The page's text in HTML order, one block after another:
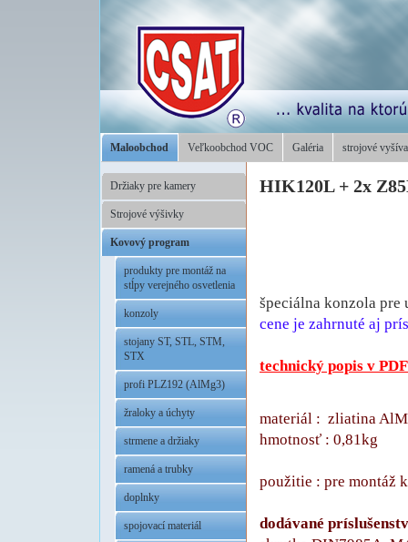
Maloobchod Veľkoobchod VOC Galéria strojové
Držiaky pre kamery
Strojové výšivky
Kovový program
produkty pre montáž na
stĺpy verejného osvetlenia
konzoly
stojany ST, STL, STM,
STX
profi PLZ192 (AlMg3)
žraloky a úchyty
strmene a držiaky
ramená a trubky
doplnky
spojovací materiál
HIK120L + 2x
špeciálna konzola
cene je zahrnuté aj
technický popis v PDF
materiál : zliatina
hmotnosť : 0,81kg
použitie : pre
dodávané